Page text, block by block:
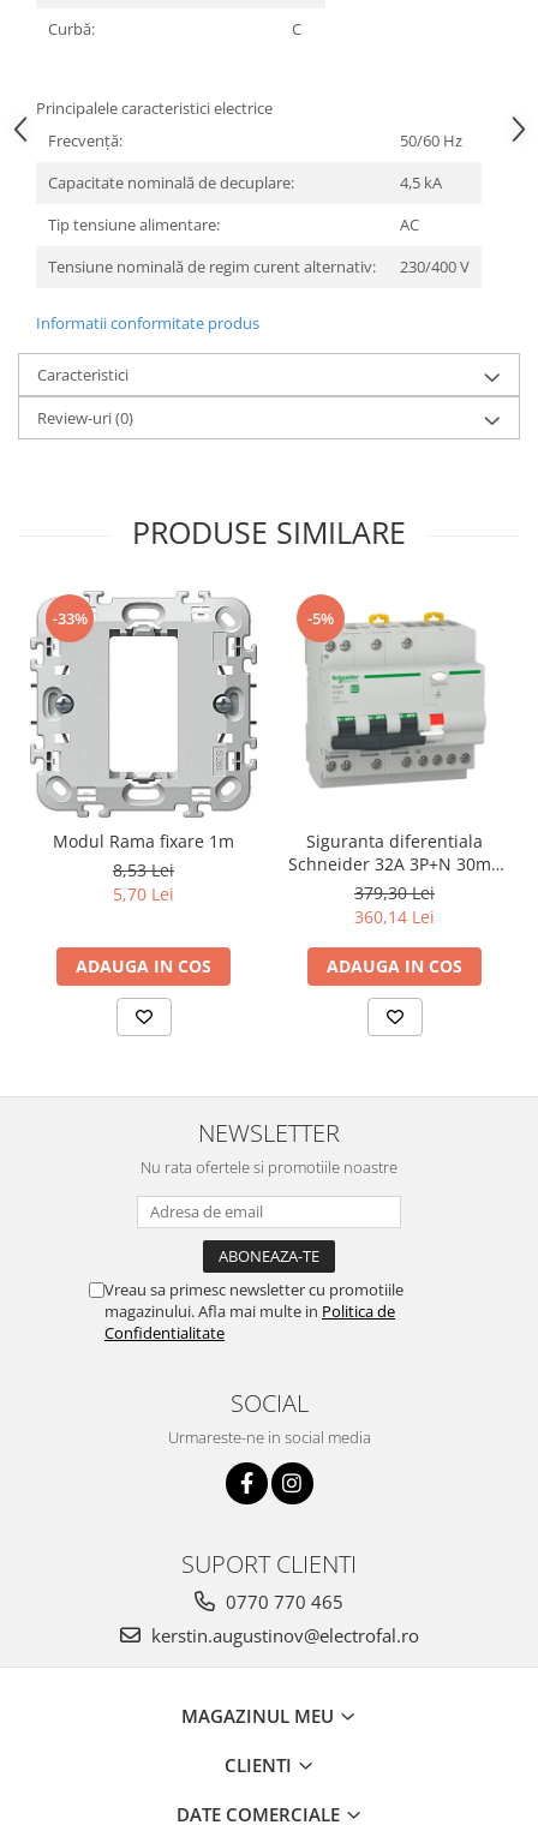
Curbă:
C
Principalele caracteristici electrice
Frecvenţă:
50/60 Hz
Capacitate nominală de decuplare:
4,5 kA
Tip tensiune alimentare:
AC
Tensiune nominală de regim curent alternativ:
230/400 V
Informatii conformitate produs
Caracteristici
Review-uri(0)
PRODUSE SIMILARE
-33%
Modul Rama fixare 1m
8,53 Lei
5,70 Lei
ADAUGA IN COS
-5%
Siguranta diferentiala
Schneider 32A 3P+N 30mA
curba C tipAC 4,5kA RCBO
Easy9 EZ9D32732
379,30 Lei
360,14 Lei
ADAUGA IN COS
NEWSLETTER
Nu rata ofertele si promotiile noastre
Vreau sa primesc newsletter cu promotiile
magazinului. Afla mai multe in Politica de
Confidentialitate
SOCIAL
Urmareste-ne in social media
SUPORT CLIENTI
0770 770 465
kerstin.augustinov@electrofal.ro
MAGAZINUL MEU
CLIENTI
DATE COMERCIALE